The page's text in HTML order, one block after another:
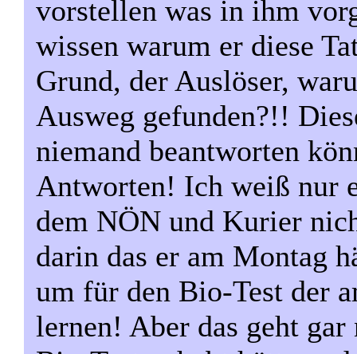
vorstellen was in ihm
wissen warum er diese
Grund, der Auslöser,
Ausweg gefunden?!!
niemand beantworten
Antworten! Ich weiß nur
dem NÖN und Kurier
darin das er am Montag
um für den Bio-Test der
lernen! Aber das geht